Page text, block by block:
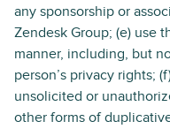
any sponsorship or
Zendesk Group; (e) use
manner, including, but
person’s privacy rights;
unsolicited or
other forms of